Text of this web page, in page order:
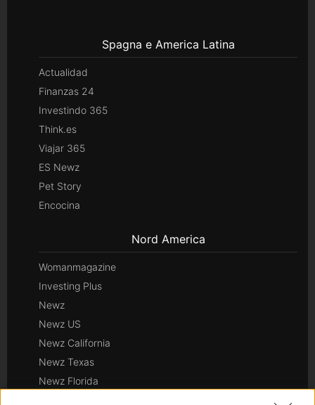
Spagna e America Latina
Actualidad
Finanzas 24
Investindo 365
Think.es
Viajar 365
ES Newz
Pet Story
Encocina
Nord America
Womanmagazine
Investing Plus
Newz
Newz US
Newz California
Newz Texas
Newz Florida